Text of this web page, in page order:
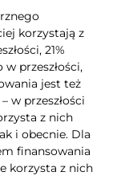
korzystają z
21%
przeszłości,
jest też
w przeszłości
z nich
i obecnie. Dla
finansowania
korzysta z nich